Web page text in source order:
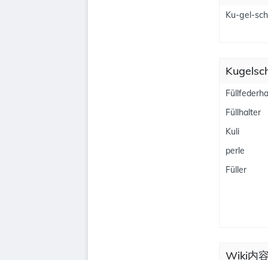
Ku-gel-
Füllhalter
Kuli
perle
Füller
Wiki内